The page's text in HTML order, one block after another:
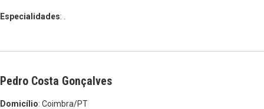
Especialidades: .
Pedro Costa Gonçalves
Domicílio: Coimbra/PT